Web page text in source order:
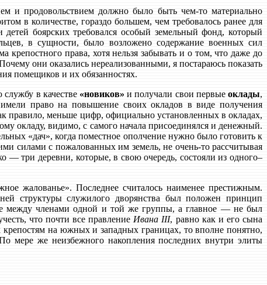
и продовольствием должно было быть чем-то материально
в количестве, гораздо большем, чем требовалось ранее для
боярских требовался особый земельный фонд, который
в сущности, было возложено содержание военных сил
крепостного права, хотя нельзя забывать и о том, что даже до
они оказались нереализованными, я постараюсь показать
помещиков и их обязанностях.
в качестве «новиков» и получали свои первыеоклады,
право на повышение своих окладов в виде получения
правило, меньше цифр, официально установленных в окладах,
окладу, видимо, с самого начала присоединялся и денежный.
«дач», когда поместное ополчение нужно было готовить к
силами с пожалованных им земель, не очень-то рассчитывая
— три деревни, которые, в свою очередь, состояли из одного–
жалованье». Последнее считалось наименее престижным.
структуры служилого дворянства был положен принцип
между членами одной и той же группы, а главное — не был
что почти все правление Ивана III, равно как и его сына
на южных и западных границах, то вполне понятно,
мере же неизбежного накопления последних внутри элиты